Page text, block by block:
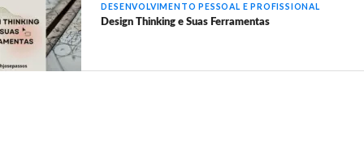
DESENVOLVIMENTO PESSOAL E PROFISSIONAL
Design Thinking e Suas Ferramentas